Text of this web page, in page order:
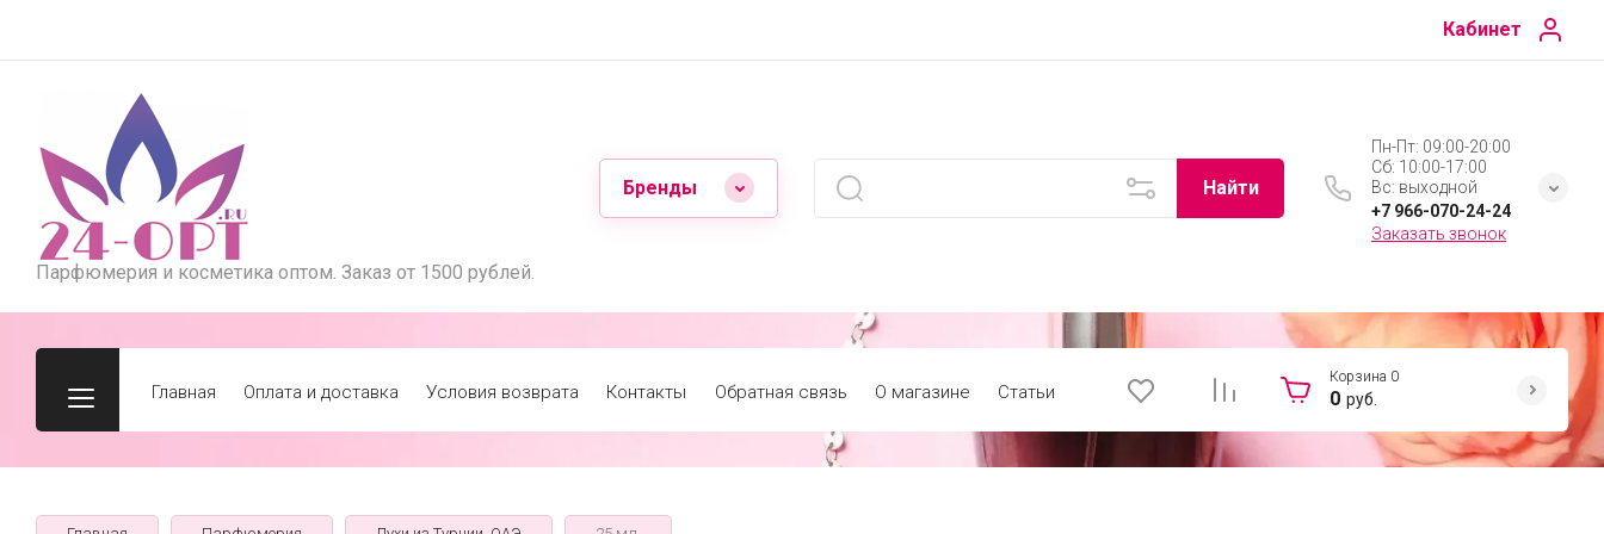
Кабинет
Парфюмерия и косметика оптом. Заказ от 1500 рублей.
Бренды Найти
Пн-Пт: 09:00-20:00
Сб: 10:00-17:00
Вс: выходной
+7 966-070-24-24
Заказать звонок
Главная Оплата и доставка Условия возврата Контакты Обратная связь О магазине Статьи
Корзина 0
0 руб.